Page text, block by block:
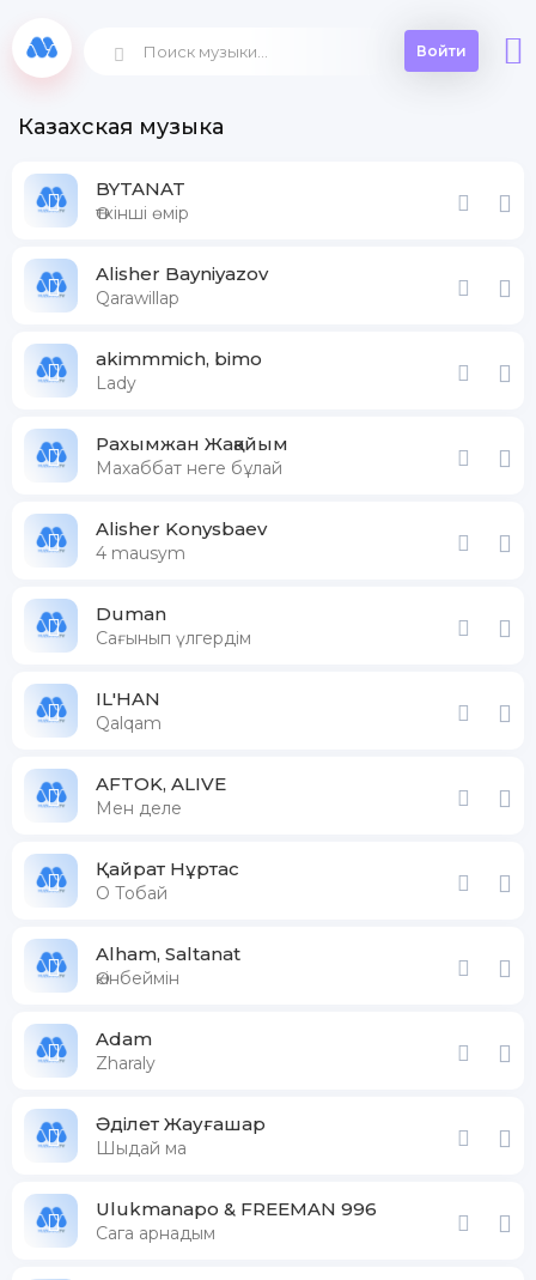
Войти
Казахская музыка
BYTANAT
Өткінші өмір
Alisher Bayniyazov
Qarawillap
akimmmich, bimo
Lady
Рахымжан Жақайым
Махаббат неге бұлай
Alisher Konysbaev
4 mausym
Duman
Сағынып үлгердім
IL'HAN
Qalqam
AFTOK, ALIVE
Мен деле
Қайрат Нұртас
О Тобай
Alham, Saltanat
Өкінбеймін
Adam
Zharaly
Әділет Жауғашар
Шыдай ма
Ulukmanapo & FREEMAN 996
Сага арнадым